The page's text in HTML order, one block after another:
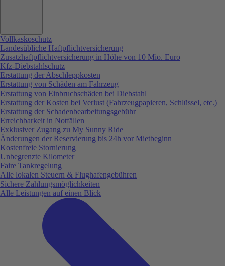
Vollkaskoschutz
Landesübliche Haftpflichtversicherung
Zusatzhaftpflichtversicherung in Höhe von 10 Mio. Euro
Kfz-Diebstahlschutz
Erstattung der Abschleppkosten
Erstattung von Schäden am Fahrzeug
Erstattung von Einbruchschäden bei Diebstahl
Erstattung der Kosten bei Verlust (Fahrzeugpapieren, Schlüssel, etc.)
Erstattung der Schadenbearbeitungsgebühr
Erreichbarkeit in Notfällen
Exklusiver Zugang zu My Sunny Ride
Änderungen der Reservierung bis 24h vor Mietbeginn
Kostenfreie Stornierung
Unbegrenzte Kilometer
Faire Tankregelung
Alle lokalen Steuern & Flughafengebühren
Sichere Zahlungsmöglichkeiten
Alle Leistungen auf einen Blick